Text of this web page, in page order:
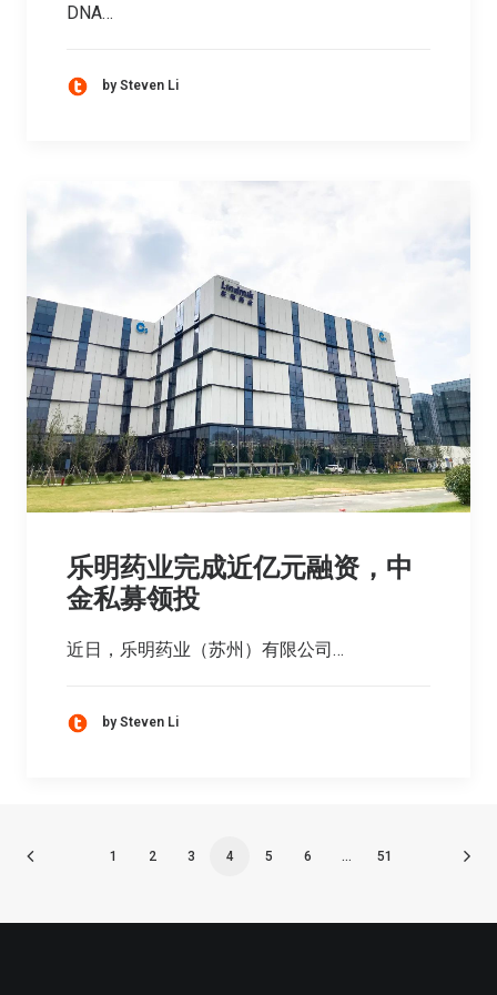
DNA…
by Steven Li
乐明药业完成近亿元融资，中
金私募领投
近日，乐明药业（苏州）有限公司…
by Steven Li
1 2 3 4 5 6 … 51